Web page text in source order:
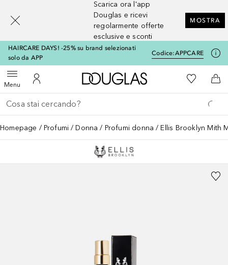
Scarica ora l'app
Douglas e ricevi
regolarmente offerte
esclusive e sconti
MOSTRA
HAIRCARE DAYS! -25% su brand selezionati
solo da APP
Codice:APPCARE
MenuApri menuAl Mio Account
A Douglas HomeAlla Mia
Al
Torna indietro
Esegui ricerca
Homepage Profumi Donna Profumi donna Ellis Brooklyn Mith
[navigation.slideout.screenreader]